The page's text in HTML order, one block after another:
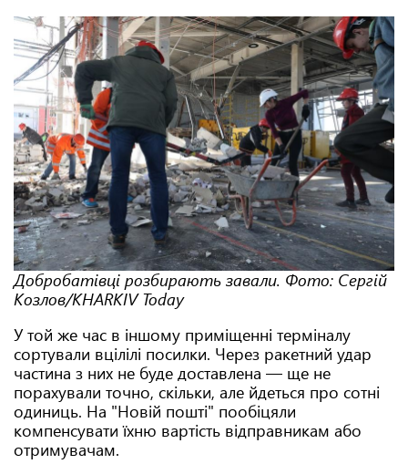
Добробатівці розбирають завали. Фото: Сергій
Козлов/KHARKIV Today
У той же час в іншому приміщенні терміналу
сортували вцілілі посилки. Через ракетний удар
частина з них не буде доставлена — ще не
порахували точно, скільки, але йдеться про сотні
одиниць. На "Новій пошті" пообіцяли
компенсувати їхню вартість відправникам або
отримувачам.